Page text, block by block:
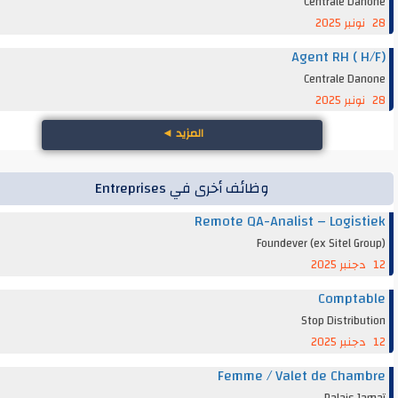
Agent RH (
Centrale
◄
وظائف أخرى في Entreprises
Remote QA-Analist –
Foundever (ex Sitel
Stop
Femme / Valet de